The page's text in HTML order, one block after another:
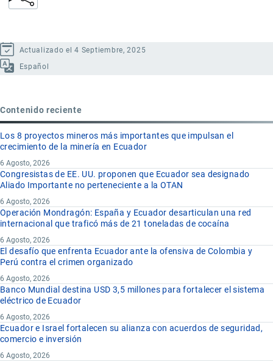
Actualizado el 4 Septiembre, 2025
Español
Contenido reciente
Los 8 proyectos mineros más importantes que impulsan el
crecimiento de la minería en Ecuador
6 Agosto, 2026
Congresistas de EE. UU. proponen que Ecuador sea designado
Aliado Importante no perteneciente a la OTAN
6 Agosto, 2026
Operación Mondragón: España y Ecuador desarticulan una red
internacional que traficó más de 21 toneladas de cocaína
6 Agosto, 2026
El desafío que enfrenta Ecuador ante la ofensiva de Colombia y
Perú contra el crimen organizado
6 Agosto, 2026
Banco Mundial destina USD 3,5 millones para fortalecer el sistema
eléctrico de Ecuador
6 Agosto, 2026
Ecuador e Israel fortalecen su alianza con acuerdos de seguridad,
comercio e inversión
6 Agosto, 2026